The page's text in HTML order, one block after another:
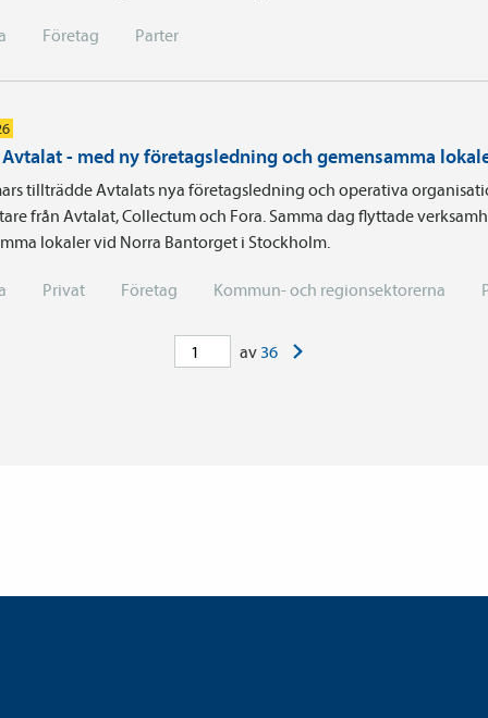
Företag Parter
- med ny företagsledning och gemensamma
tillträdde Avtalats nya företagsledning och operativa
från Avtalat, Collectum och Fora. Samma dag flyttade
lokaler vid Norra Bantorget i Stockholm.
Privat Företag Kommun- och regionsektorerna
av36